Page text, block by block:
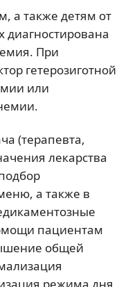
а также детям от
диагностирована
При
гетерозиготной
или
(терапевта,
лекарства
а также в
пациентам
общей
режима дня